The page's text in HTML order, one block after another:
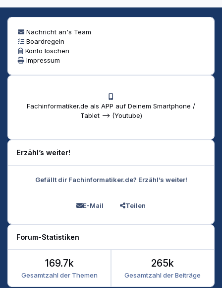
Nachricht an's Team
Boardregeln
Konto löschen
Impressum
Fachinformatiker.de als APP auf Deinem Smartphone /
Tablet --> (Youtube)
Erzähl’s weiter!
Gefällt dir Fachinformatiker.de? Erzähl’s weiter!
E-Mail Teilen
Forum-Statistiken
Gesamtzahl der Themen
169.7k
Gesamtzahl der Beiträge
265k